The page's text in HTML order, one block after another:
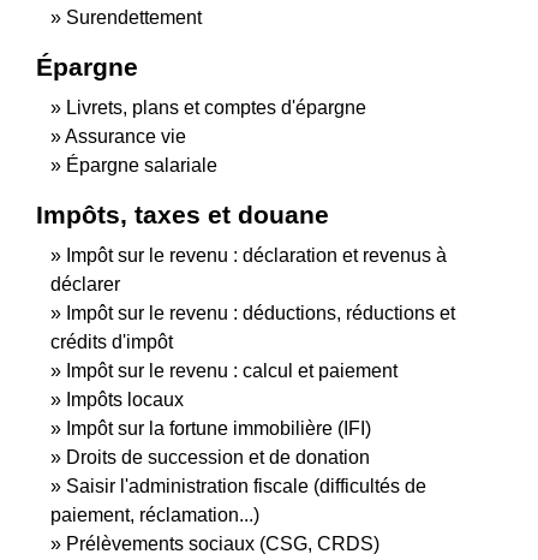
Surendettement
Épargne
Livrets, plans et comptes d'épargne
Assurance vie
Épargne salariale
Impôts, taxes et douane
Impôt sur le revenu : déclaration et revenus à
déclarer
Impôt sur le revenu : déductions, réductions et
crédits d'impôt
Impôt sur le revenu : calcul et paiement
Impôts locaux
Impôt sur la fortune immobilière (IFI)
Droits de succession et de donation
Saisir l'administration fiscale (difficultés de
paiement, réclamation...)
Prélèvements sociaux (CSG, CRDS)